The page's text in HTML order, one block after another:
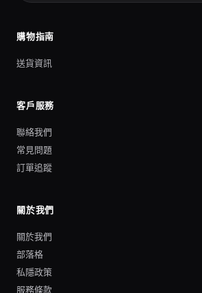
購物指南
送貨資訊
客戶服務
聯絡我們
常見問題
訂單追蹤
關於我們
關於我們
部落格
私隱政策
服務條款